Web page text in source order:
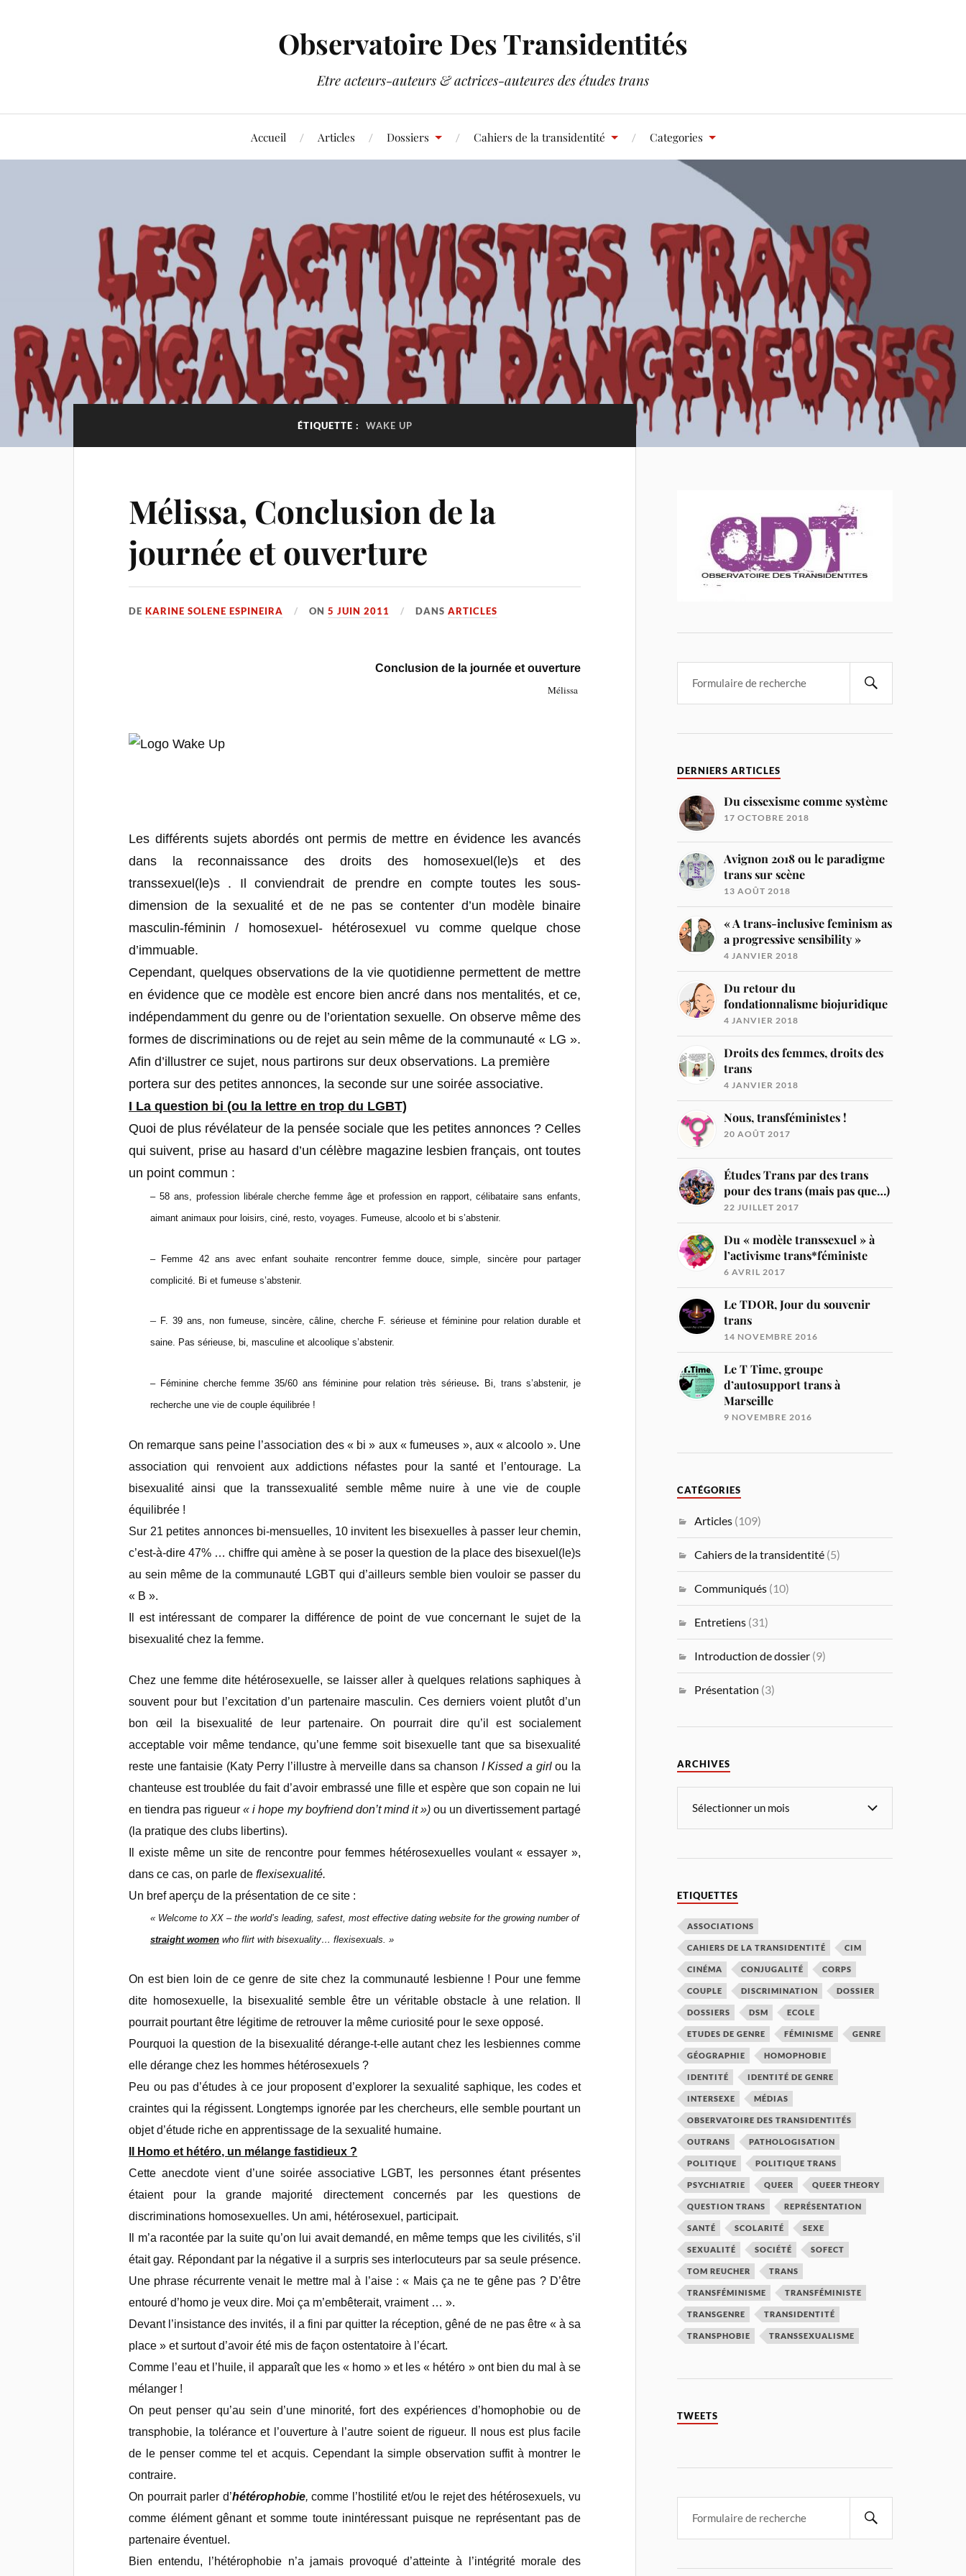
Observatoire Des Transidentités
Etre acteurs-auteurs & actrices-auteures des études trans
Accueil Articles Dossiers Cahiers de la transidentité Categories
ÉTIQUETTE : WAKE UP
Mélissa, Conclusion de la
journée et ouverture
DEKARINE SOLENE ESPINEIRA ON5 JUIN 2011 DANSARTICLES
Conclusion de la journée et ouverture
Mélissa
Les différents sujets abordés ont permis de mettre en évidence les avancés
dans la reconnaissance des droits des homosexuel(le)s et des
transsexuel(le)s . Il conviendrait de prendre en compte toutes les sous-
dimension de la sexualité et de ne pas se contenter d’un modèle binaire
masculin-féminin / homosexuel- hétérosexuel vu comme quelque chose
d’immuable.
Cependant, quelques observations de la vie quotidienne permettent de mettre
en évidence que ce modèle est encore bien ancré dans nos mentalités, et ce,
indépendamment du genre ou de l’orientation sexuelle. On observe même des
formes de discriminations ou de rejet au sein même de la communauté « LG ».
Afin d’illustrer ce sujet, nous partirons sur deux observations. La première
portera sur des petites annonces, la seconde sur une soirée associative.
I La question bi (ou la lettre en trop du LGBT)
Quoi de plus révélateur de la pensée sociale que les petites annonces ? Celles
qui suivent, prise au hasard d’un célèbre magazine lesbien français, ont toutes
un point commun :
– 58 ans, profession libérale cherche femme âge et profession en rapport, célibataire sans enfants,
aimant animaux pour loisirs, ciné, resto, voyages. Fumeuse, alcoolo et bi s’abstenir.
– Femme 42 ans avec enfant souhaite rencontrer femme douce, simple, sincère pour partager
complicité. Bi et fumeuse s’abstenir.
– F. 39 ans, non fumeuse, sincère, câline, cherche F. sérieuse et féminine pour relation durable et
saine. Pas sérieuse, bi, masculine et alcoolique s’abstenir.
– Féminine cherche femme 35/60 ans féminine pour relation très sérieuse. Bi, trans s’abstenir, je
recherche une vie de couple équilibrée !
On remarque sans peine l’association des « bi » aux « fumeuses », aux « alcoolo ». Une
association qui renvoient aux addictions néfastes pour la santé et l’entourage. La
bisexualité ainsi que la transsexualité semble même nuire à une vie de couple
équilibrée !
Sur 21 petites annonces bi-mensuelles, 10 invitent les bisexuelles à passer leur chemin,
c’est-à-dire 47% … chiffre qui amène à se poser la question de la place des bisexuel(le)s
au sein même de la communauté LGBT qui d’ailleurs semble bien vouloir se passer du
« B ».
Il est intéressant de comparer la différence de point de vue concernant le sujet de la
bisexualité chez la femme.
Chez une femme dite hétérosexuelle, se laisser aller à quelques relations saphiques à
souvent pour but l’excitation d’un partenaire masculin. Ces derniers voient plutôt d’un
bon œil la bisexualité de leur partenaire. On pourrait dire qu’il est socialement
acceptable voir même tendance, qu’une femme soit bisexuelle tant que sa bisexualité
reste une fantaisie (Katy Perry l’illustre à merveille dans sa chanson I Kissed a girl ou la
chanteuse est troublée du fait d’avoir embrassé une fille et espère que son copain ne lui
en tiendra pas rigueur « i hope my boyfriend don’t mind it ») ou un divertissement partagé
(la pratique des clubs libertins).
Il existe même un site de rencontre pour femmes hétérosexuelles voulant « essayer »,
dans ce cas, on parle deflexisexualité.
Un bref aperçu de la présentation de ce site :
« Welcome to XX – the world’s leading, safest, most effective dating website for the growing number of
straight women who flirt with bisexuality… flexisexuals. »
On est bien loin de ce genre de site chez la communauté lesbienne ! Pour une femme
dite homosexuelle, la bisexualité semble être un véritable obstacle à une relation. Il
pourrait pourtant être légitime de retrouver la même curiosité pour le sexe opposé.
Pourquoi la question de la bisexualité dérange-t-elle autant chez les lesbiennes comme
elle dérange chez les hommes hétérosexuels ?
Peu ou pas d’études à ce jour proposent d’explorer la sexualité saphique, les codes et
craintes qui la régissent. Longtemps ignorée par les chercheurs, elle semble pourtant un
objet d’étude riche en apprentissage de la sexualité humaine.
II Homo et hétéro, un mélange fastidieux ?
Cette anecdote vient d’une soirée associative LGBT, les personnes étant présentes
étaient pour la grande majorité directement concernés par les questions de
discriminations homosexuelles. Un ami, hétérosexuel, participait.
Il m’a racontée par la suite qu’on lui avait demandé, en même temps que les civilités, s’il
était gay. Répondant par la négative il a surpris ses interlocuteurs par sa seule présence.
Une phrase récurrente venait le mettre mal à l’aise : « Mais ça ne te gêne pas ? D’être
entouré d’homo je veux dire. Moi ça m’embêterait, vraiment … ».
Devant l’insistance des invités, il a fini par quitter la réception, gêné de ne pas être « à sa
place » et surtout d’avoir été mis de façon ostentatoire à l’écart.
Comme l’eau et l’huile, il apparaît que les « homo » et les « hétéro » ont bien du mal à se
mélanger !
On peut penser qu’au sein d’une minorité, fort des expériences d’homophobie ou de
transphobie, la tolérance et l’ouverture à l’autre soient de rigueur. Il nous est plus facile
de le penser comme tel et acquis. Cependant la simple observation suffit à montrer le
contraire.
On pourrait parler d’hétérophobie, comme l’hostilité et/ou le rejet des hétérosexuels, vu
comme élément gênant et somme toute inintéressant puisque ne représentant pas de
partenaire éventuel.
Bien entendu, l’hétérophobie n’a jamais provoqué d’atteinte à l’intégrité morale des
DERNIERS ARTICLES
Du cissexisme comme système
17 OCTOBRE 2018
Avignon 2018 ou le paradigme
trans sur scène
13 AOÛT 2018
« A trans-inclusive feminism as
a progressive sensibility »
4 JANVIER 2018
Du retour du
fondationnalisme biojuridique
4 JANVIER 2018
Droits des femmes, droits des
trans
4 JANVIER 2018
Nous, transféministes !
20 AOÛT 2017
Études Trans par des trans
pour des trans (mais pas que…)
22 JUILLET 2017
Du « modèle transsexuel » à
l’activisme trans*féministe
6 AVRIL 2017
Le TDOR, Jour du souvenir
trans
14 NOVEMBRE 2016
Le T Time, groupe
d’autosupport trans à
Marseille
9 NOVEMBRE 2016
CATÉGORIES
Articles (109)
Cahiers de la transidentité (5)
Communiqués (10)
Entretiens (31)
Introduction de dossier (9)
Présentation (3)
ARCHIVES
ETIQUETTES
ASSOCIATIONS
CAHIERS DE LA TRANSIDENTITÉ CIM
CINÉMA CONJUGALITÉ CORPS
COUPLE DISCRIMINATION DOSSIER
DOSSIERS DSM ECOLE
ETUDES DE GENRE FÉMINISME GENRE
GÉOGRAPHIE HOMOPHOBIE
IDENTITÉ IDENTITÉ DE GENRE
INTERSEXE MÉDIAS
OBSERVATOIRE DES TRANSIDENTITÉS
OUTRANS PATHOLOGISATION
POLITIQUE POLITIQUE TRANS
PSYCHIATRIE QUEER QUEER THEORY
QUESTION TRANS REPRÉSENTATION
SANTÉ SCOLARITÉ SEXE
SEXUALITÉ SOCIÉTÉ SOFECT
TOM REUCHER TRANS
TRANSFÉMINISME TRANSFÉMINISTE
TRANSGENRE TRANSIDENTITÉ
TRANSPHOBIE TRANSSEXUALISME
TWEETS